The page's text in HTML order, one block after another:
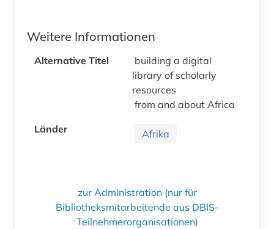
Weitere Informationen
Alternative Titel
building a digital
library of scholarly
resources
from and about Africa
Länder
Afrika
zur Administration (nur für
Bibliotheksmitarbeitende aus DBIS-
Teilnehmerorganisationen)